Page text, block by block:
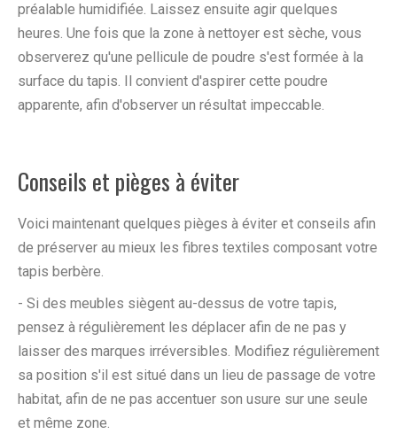
préalable humidifiée. Laissez ensuite agir quelques
heures. Une fois que la zone à nettoyer est sèche, vous
observerez qu'une pellicule de poudre s'est formée à la
surface du tapis. Il convient d'aspirer cette poudre
apparente, afin d'observer un résultat impeccable.
Conseils et pièges à éviter
Voici maintenant quelques pièges à éviter et conseils afin
de préserver au mieux les fibres textiles composant votre
tapis berbère.
- Si des meubles siègent au-dessus de votre tapis,
pensez à régulièrement les déplacer afin de ne pas y
laisser des marques irréversibles. Modifiez régulièrement
sa position s'il est situé dans un lieu de passage de votre
habitat, afin de ne pas accentuer son usure sur une seule
et même zone.